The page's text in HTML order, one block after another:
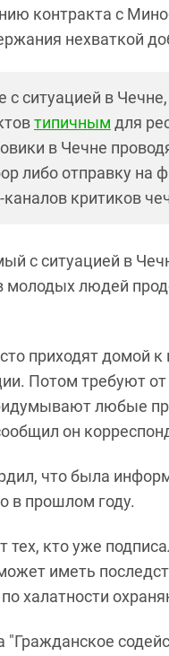
контракта с
нехваткой
с ситуацией в
типичным для
в Чечне
либо отправку на
критиков
с ситуацией в
молодых людей
приходят
Потом требуют
любые
он
что была
в прошлом году.
тех, кто уже
иметь
халатности
"Гражданское